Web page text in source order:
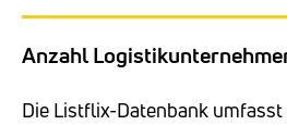
Anzahl
Die Listflix-Datenbank